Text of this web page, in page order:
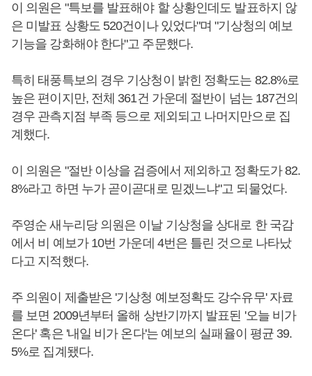
이 의원은 "특보를 발표해야 할 상황인데도 발표하지 않
은 미발표 상황도 520건이나 있었다"며 "기상청의 예보
기능을 강화해야 한다"고 주문했다.
특히 태풍특보의 경우 기상청이 밝힌 정확도는 82.8%로
높은 편이지만, 전체 361건 가운데 절반이 넘는 187건의
경우 관측지점 부족 등으로 제외되고 나머지만으로 집
계했다.
이 의원은 "절반 이상을 검증에서 제외하고 정확도가 82.
8%라고 하면 누가 곧이곧대로 믿겠느냐"고 되물었다.
주영순 새누리당 의원은 이날 기상청을 상대로 한 국감
에서 비 예보가 10번 가운데 4번은 틀린 것으로 나타났
다고 지적했다.
주 의원이 제출받은 '기상청 예보정확도 강수유무' 자료
를 보면 2009년부터 올해 상반기까지 발표된 '오늘 비가
온다' 혹은 '내일 비가 온다'는 예보의 실패율이 평균 39.
5%로 집계됐다.